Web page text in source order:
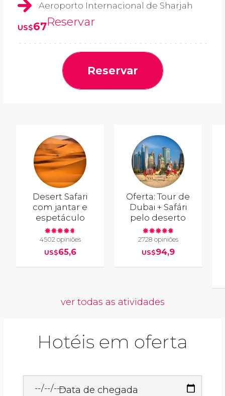
Aeroporto Internacional de Sharjah
US$67Reservar
Reservar
Desert Safari
com jantar e
espetáculo
4502 opiniões
US$65,6
Oferta: Tour de
Dubai + Safári
pelo deserto
2728 opiniões
US$94,9
ver todas as atividades
Hotéis em oferta
Data de chegada